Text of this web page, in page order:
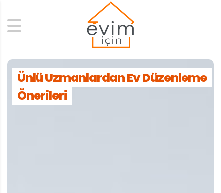
Search
Ünlü Uzmanlardan Ev Düzenleme
Önerileri